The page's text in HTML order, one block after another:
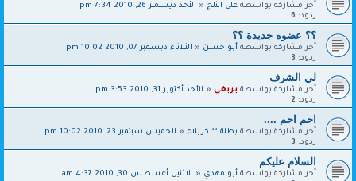
آخر مشاركة بواسطةعلي الثلج« الأحد ديسمبر 26, 2010 7:34 pm
ردود: 6
؟؟ عضوه جديدة ؟؟
آخر مشاركة بواسطةأبو حسن« الثلاثاء ديسمبر 07, 2010 10:02 pm
ردود: 3
لي الشرف
آخر مشاركة بواسطةبربغي« الأحد أكتوبر 31, 2010 3:53 pm
ردود: 2
احم احم ....
آخر مشاركة بواسطةبطلة ** كربلاء« الخميس سبتمبر 23, 2010 10:02 pm
ردود: 3
السلام عليكم
آخر مشاركة بواسطةأبو مهدي« الاثنين أغسطس 30, 2010 4:37 am